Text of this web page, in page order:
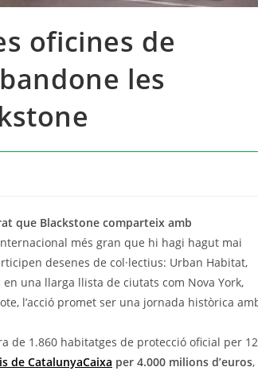
oficines de
les
que Blackstone comparteix amb
més gran que hi hagi hagut mai
desenes de col·lectius: Urban Habitat,
en una llarga llista de ciutats com Nova York,
l’acció promet ser una jornada històrica
de 1.860 habitatges de protecció oficial per
de CatalunyaCaixa per 4.000 milions d’euros,